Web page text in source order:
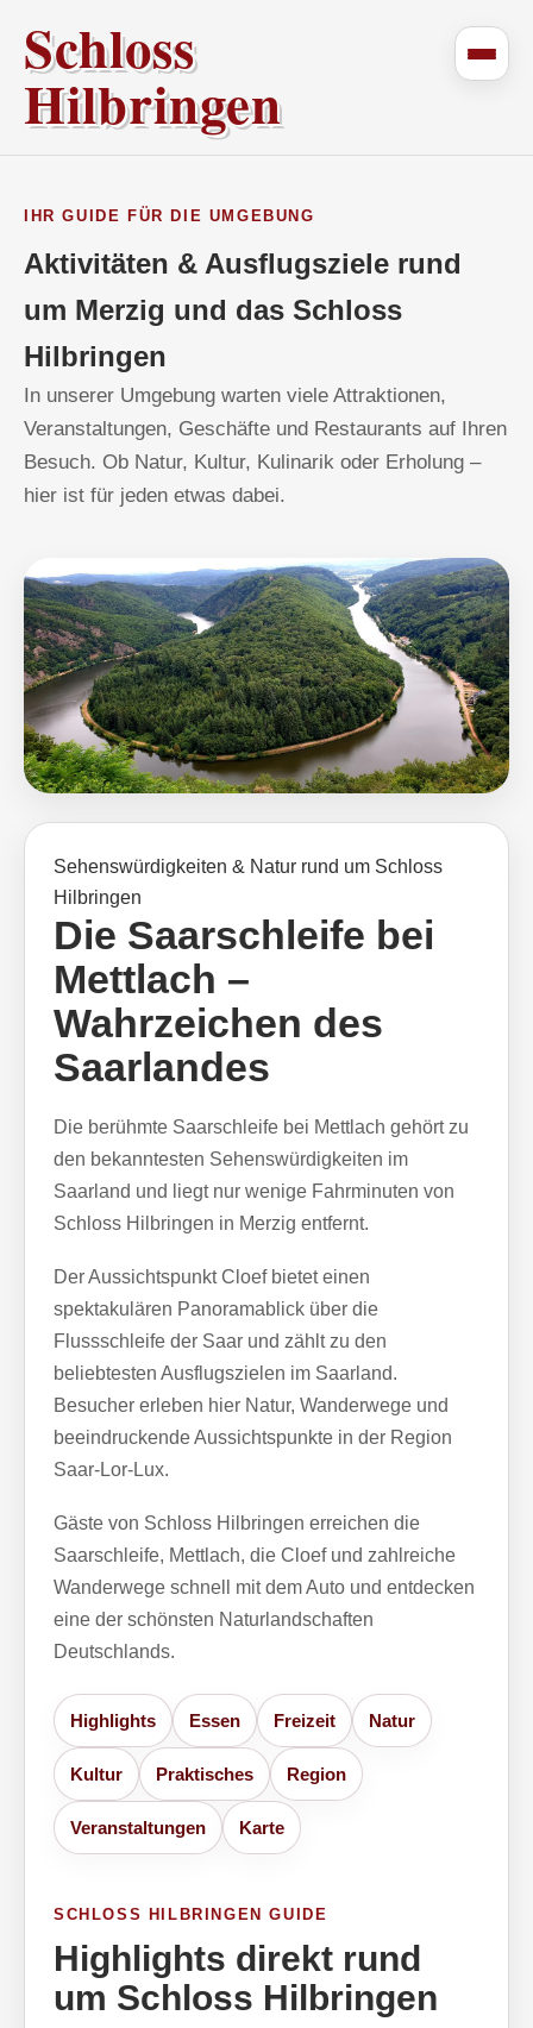
Schloss
Hilbringen
IHR GUIDE FÜR DIE UMGEBUNG
Aktivitäten & Ausflugsziele rund
um Merzig und das Schloss
Hilbringen
In unserer Umgebung warten viele Attraktionen,
Veranstaltungen, Geschäfte und Restaurants auf Ihren
Besuch. Ob Natur, Kultur, Kulinarik oder Erholung –
hier ist für jeden etwas dabei.
Sehenswürdigkeiten & Natur rund um Schloss
Hilbringen
Die Saarschleife bei
Mettlach –
Wahrzeichen des
Saarlandes
Die berühmte Saarschleife bei Mettlach gehört zu
den bekanntesten Sehenswürdigkeiten im
Saarland und liegt nur wenige Fahrminuten von
Schloss Hilbringen in Merzig entfernt.
Der Aussichtspunkt Cloef bietet einen
spektakulären Panoramablick über die
Flussschleife der Saar und zählt zu den
beliebtesten Ausflugszielen im Saarland.
Besucher erleben hier Natur, Wanderwege und
beeindruckende Aussichtspunkte in der Region
Saar-Lor-Lux.
Gäste von Schloss Hilbringen erreichen die
Saarschleife, Mettlach, die Cloef und zahlreiche
Wanderwege schnell mit dem Auto und entdecken
eine der schönsten Naturlandschaften
Deutschlands.
Highlights Essen Freizeit Natur
Kultur Praktisches Region
Veranstaltungen Karte
SCHLOSS HILBRINGEN GUIDE
Highlights direkt rund
um Schloss Hilbringen